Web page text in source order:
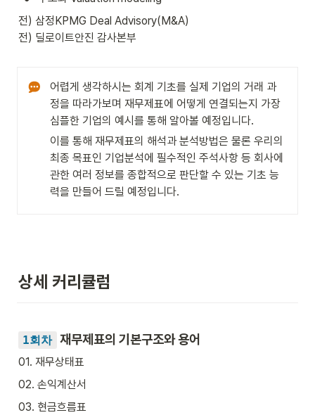
전) 삼정KPMG Deal Advisory(M&A)
전) 딜로이트안진 감사본부
어렵게 생각하시는 회계 기초를 실제 기업의 거래 과
정을 따라가보며 재무제표에 어떻게 연결되는지 가장
심플한 기업의 예시를 통해 알아볼 예정입니다.
이를 통해 재무제표의 해석과 분석방법은 물론 우리의
최종 목표인 기업분석에 필수적인 주석사항 등 회사에
관한 여러 정보를 종합적으로 판단할 수 있는 기초 능
력을 만들어 드릴 예정입니다.
상세 커리큘럼
1회차 재무제표의 기본구조와 용어
01. 재무상태표
02. 손익계산서
03. 현금흐름표